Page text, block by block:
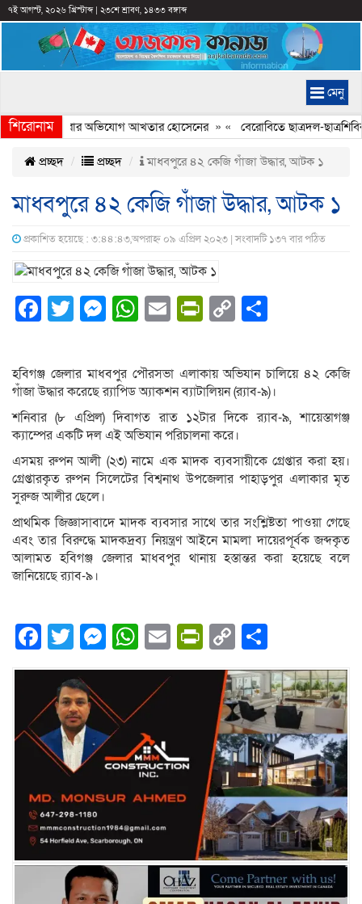
৭ই আগস্ট, ২০২৬ খ্রিস্টাব্দ| ২৩শে শ্রাবণ, ১৪৩৩ বঙ্গাব্দ
মেনু
শিরোনাম
ইতিহাস বিকৃত করার অভিযোগ আখতার হোসেনের» «বেরোবিতে ছাত্রদল-
প্রচ্ছদ প্রচ্ছদ মাধবপুরে ৪২ কেজি গাঁজা উদ্ধার, আটক ১
মাধবপুরে ৪২ কেজি গাঁজা উদ্ধার, আটক ১
প্রকাশিত হয়েছে : ৩:৪৪:৪৩,অপরাহ্ন ০৯ এপ্রিল ২০২৩ | সংবাদটি ১৩৭ বার পঠিত
Facebook
Twitter
Messenger
WhatsApp
EmailPrintFriendly
Copy
হবিগঞ্জ জেলার মাধবপুর পৌরসভা এলাকায় অভিযান চালিয়ে ৪২ কেজি
গাঁজা উদ্ধার করেছে র‌্যাপিড অ্যাকশন ব্যাটালিয়ন (র‍্যাব-৯)।
শনিবার (৮ এপ্রিল) দিবাগত রাত ১২টার দিকে র‌্যাব-৯, শায়েস্তাগঞ্জ
ক্যাম্পের একটি দল এই অভিযান পরিচালনা করে।
এসময় রুপন আলী (২৩) নামে এক মাদক ব্যবসায়ীকে গ্রেপ্তার করা হয়।
গ্রেপ্তারকৃত রুপন সিলেটের বিশ্বনাথ উপজেলার পাহাড়পুর এলাকার মৃত
সুরুজ আলীর ছেলে।
প্রাথমিক জিজ্ঞাসাবাদে মাদক ব্যবসার সাথে তার সংশ্লিষ্টতা পাওয়া গেছে
এবং তার বিরুদ্ধে মাদকদ্রব্য নিয়ন্ত্রণ আইনে মামলা দায়েরপূর্বক জব্দকৃত
আলামত হবিগঞ্জ জেলার মাধবপুর থানায় হস্তান্তর করা হয়েছে বলে
জানিয়েছে র‍্যাব-৯।
Facebook
Twitter
Messenger
WhatsApp
EmailPrintFriendly
Copy
Link